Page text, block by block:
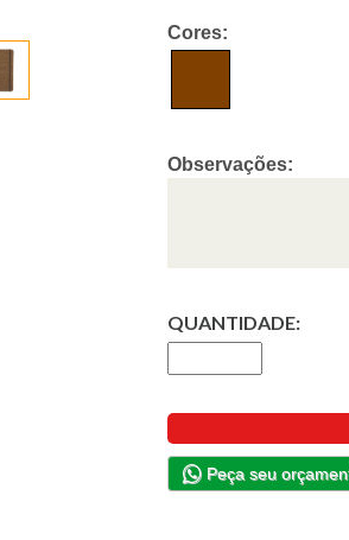
Cores:
Observações:
QUANTIDADE:
Peça seu